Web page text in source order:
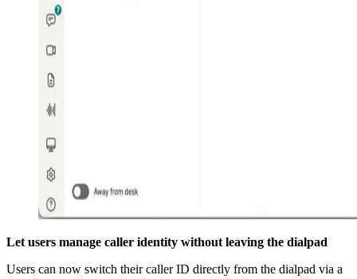
Let users manage caller identity without leaving the dialpad
Users can now switch their caller ID directly from the dialpad via a